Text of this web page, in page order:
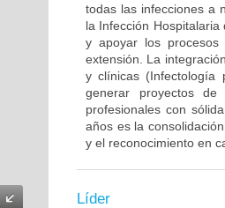
todas las infecciones a
la Infección
y apoyar los
extensión. La
y clínicas (Infectología
generar proyectos
profesionales con
años es la
y el reconocimiento en
Líder